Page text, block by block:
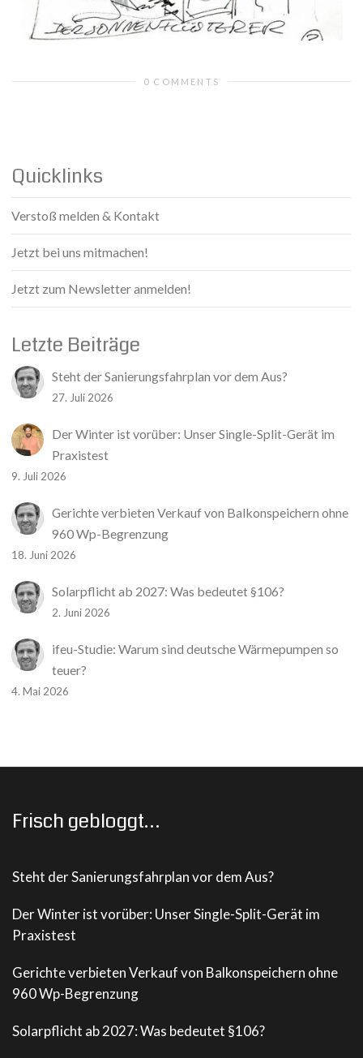
0 COMMENTS
Quicklinks
Verstoß melden & Kontakt
Jetzt bei uns mitmachen!
Jetzt zum Newsletter anmelden!
Letzte Beiträge
Steht der Sanierungsfahrplan vor dem Aus?
27. Juli 2026
Der Winter ist vorüber: Unser Single-Split-Gerät im
Praxistest
9. Juli 2026
Gerichte verbieten Verkauf von Balkonspeichern ohne
960 Wp-Begrenzung
18. Juni 2026
Solarpflicht ab 2027: Was bedeutet §106?
2. Juni 2026
ifeu-Studie: Warum sind deutsche Wärmepumpen so
teuer?
4. Mai 2026
Frisch gebloggt…
Steht der Sanierungsfahrplan vor dem Aus?
Der Winter ist vorüber: Unser Single-Split-Gerät im
Praxistest
Gerichte verbieten Verkauf von Balkonspeichern ohne
960 Wp-Begrenzung
Solarpflicht ab 2027: Was bedeutet §106?